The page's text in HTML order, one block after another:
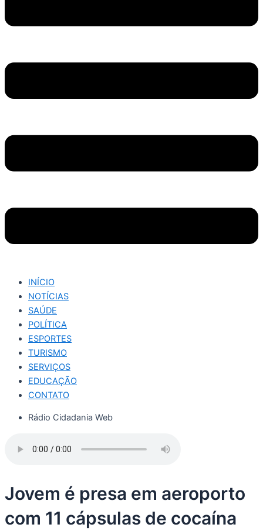
INÍCIO
NOTÍCIAS
SAÚDE
POLÍTICA
ESPORTES
TURISMO
SERVIÇOS
EDUCAÇÃO
CONTATO
Rádio Cidadania Web
Jovem é presa em aeroporto
com 11 cápsulas de cocaína